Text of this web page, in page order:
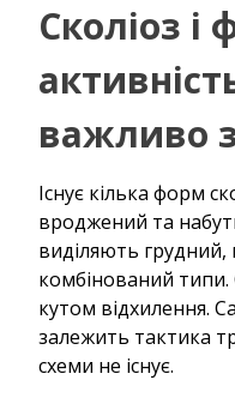
Сколіоз і
важливо
Існує кілька форм
вроджений та
виділяють
комбінований типи.
кутом відхилення.
залежить тактика
схеми не існує.